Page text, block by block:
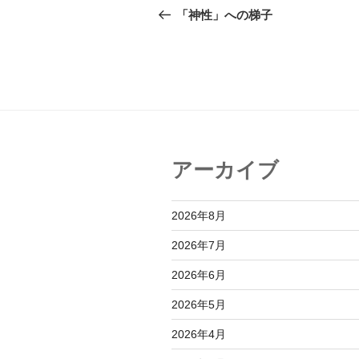
稿
シ
ョ
ン
の
「神性」への梯子
アーカイブ
2026年8月
2026年7月
2026年6月
2026年5月
2026年4月